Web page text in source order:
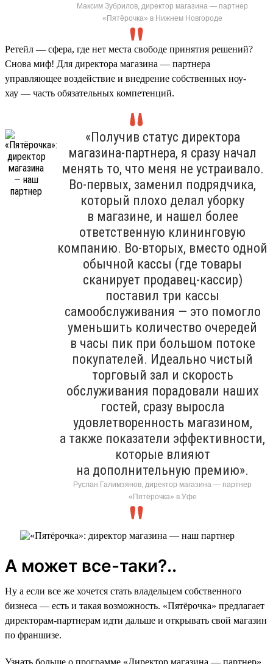
Максим Зубрилов, директор магазина — партнер
«Пятёрочка» в Нижнем Новгороде
Ретейл — сфера, где нет места свободе принятия решений?
Снова миф! Для директора магазина — партнера
управляющее воздействие и внедрение собственных ноу-
хау — часть обязательных компетенций.
«Получив статус директора
магазина-партнера, я сразу начал
менять то, что меня не устраивало.
Во-первых, заменил подрядчика,
который плохо делал уборку
в магазине, и нашел более
ответственную клининговую
компанию. Во-вторых, вместо одной
обычной кассы (где товары
сканирует продавец-кассир)
поставил три кассы
самообслуживания — это помогло
уменьшить количество очередей
в часы пик при большом потоке
покупателей. Идеально чистый
торговый зал и скорость
обслуживания порадовали наших
гостей, сразу выросла
удовлетворенность магазином,
а также показатели эффективности,
которые влияют
на дополнительную премию».
Руслан Галимзянов, директор магазина — партнер
«Пятёрочка» в Уфе
А может все-таки?..
Ну а если все же хочется стать владельцем собственного
бизнеса — есть и такая возможность. «Пятёрочка» предлагает
директорам-партнерам идти дальше и открывать свой магазин
по франшизе.
Узнать больше о программе «Директор магазина — партнер»